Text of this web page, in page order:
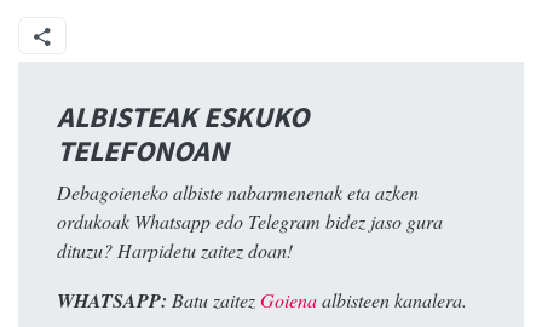
ALBISTEAK ESKUKO
TELEFONOAN
Debagoieneko albiste nabarmenenak eta azken
ordukoak Whatsapp edo Telegram bidez jaso gura
dituzu? Harpidetu zaitez doan!
WHATSAPP: Batu zaitezGoienaalbisteen kanalera.